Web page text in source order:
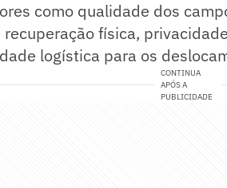
como qualidade dos
física,
logística para os
CONTINUA
APÓS A
PUBLICIDADE